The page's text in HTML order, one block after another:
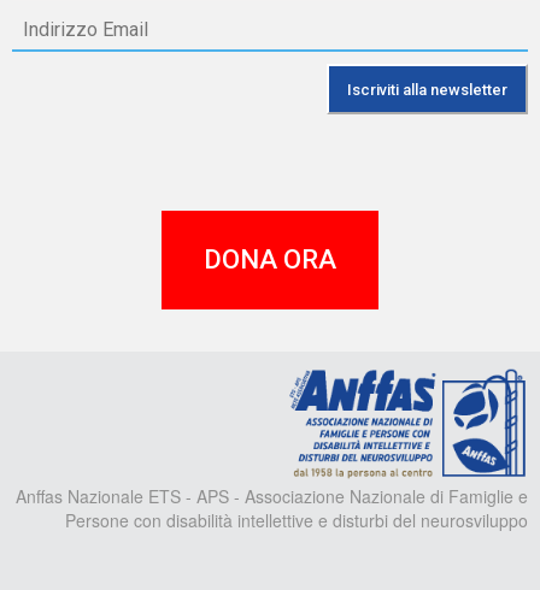
DONA ORA
Anffas Nazionale ETS - APS - Associazione Nazionale di Famiglie e
Persone con disabilità intellettive e disturbi del neurosviluppo